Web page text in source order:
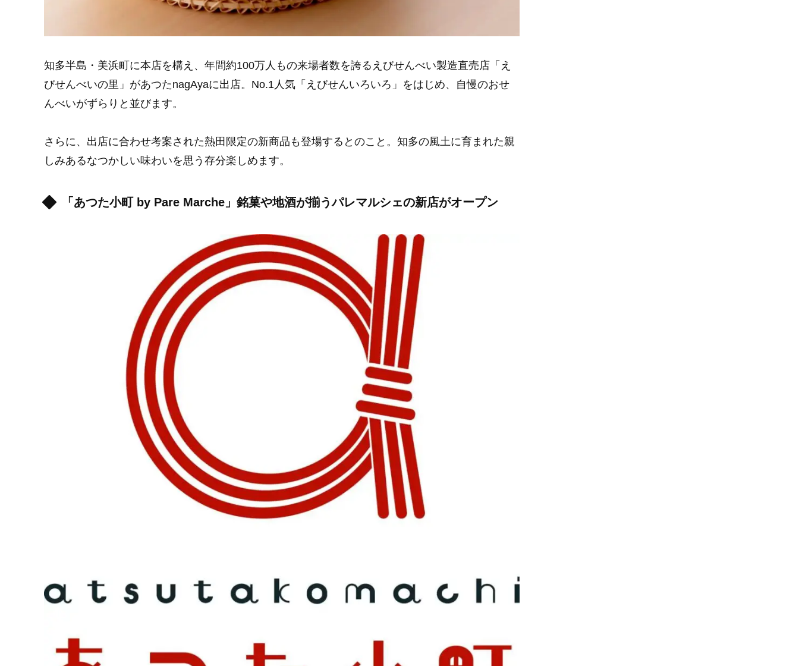
知多半島・美浜町に本店を構え、年間約100万人もの来場者数を誇るえびせんべい製造直売店「え
びせんべいの里」があつたnagAyaに出店。No.1人気「えびせんいろいろ」をはじめ、自慢のおせ
んべいがずらりと並びます。
さらに、出店に合わせ考案された熱田限定の新商品も登場するとのこと。知多の風土に育まれた親
しみあるなつかしい味わいを思う存分楽しめます。
「あつた小町 by Pare Marche」銘菓や地酒が揃うパレマルシェの新店がオープン